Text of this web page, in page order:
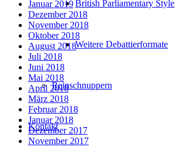
British Parliamentary Style
Weitere Debattierformate
Reinschnuppern
Kontakt
Januar 2019
Dezember 2018
November 2018
Oktober 2018
August 2018
Juli 2018
Juni 2018
Mai 2018
April 2018
März 2018
Februar 2018
Januar 2018
Dezember 2017
November 2017